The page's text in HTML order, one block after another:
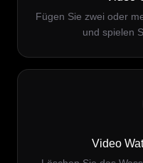
Fügen Sie zwei oder
und spielen
Video